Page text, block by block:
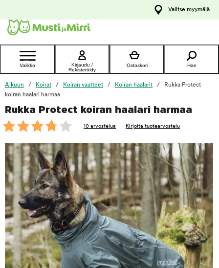
Ota yhteyttä
asiakaspalveluun
Valitse myymälä
Valikko
Kirjaudu /
Rekisteröidy
Ostoskori Hae
Alkuun Koirat Koiran vaatteet Koiran haalarit
Rukka Protect
koiran haalari harmaa
Rukka Protect koiran haalari harmaa
10 arvostelua Kirjoita tuotearvostelu
foo